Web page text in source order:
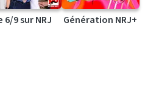
6/9 sur NRJ Génération NRJ+